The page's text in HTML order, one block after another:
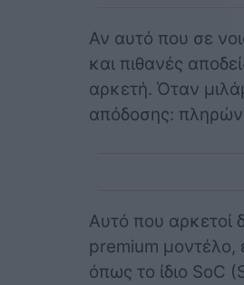
Αν αυτό που σε
και πιθανές
αρκετή. Όταν
απόδοσης:
Αυτό που αρκετοί
premium μοντέλο,
όπως το ίδιο SoC